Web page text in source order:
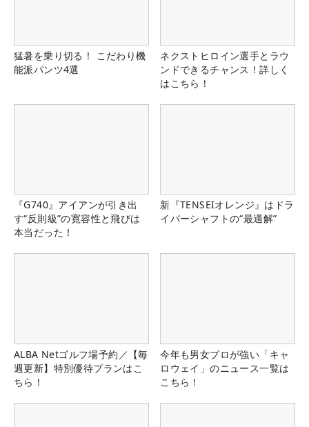
猛暑を乗り切る！ こだわり機
能派パンツ4選
ネクストヒロイン選手とラウ
ンドできるチャンス！詳しく
はこちら！
『G740』アイアンが引き出
す“反則級”の寛容性と飛びは
本当だった！
新『TENSEIオレンジ』はドラ
イバーシャフトの“最適解”
ALBA Netゴルフ場予約／【毎
週更新】特別優待プランはこ
ちら！
今年も男女プロが強い「キャ
ロウェイ」のニュース一覧は
こちら！